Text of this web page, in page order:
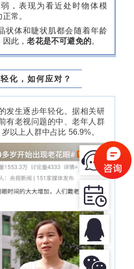
，表现为看近处时物体模
常。
状体和睫状肌都会随着年龄
因此，老花是不可避免的。
化，如何应对？
发生逐步年轻化。据相关研
有老视问题的中、老年人群
以上人群中占比 56.9%。